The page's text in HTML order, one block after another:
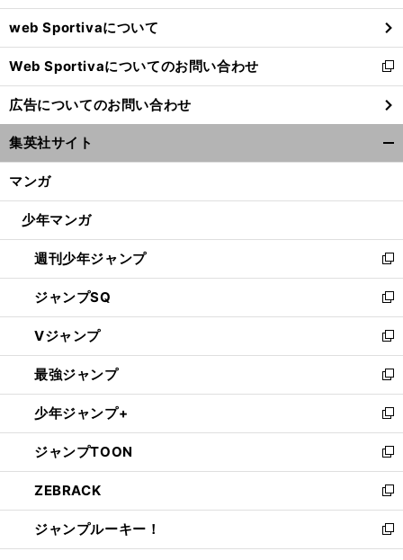
ウ
で
開
く
web Sportivaについて
Web Sportivaについてのお問い合わせ
新
し
い
ウ
ィ
ン
ウ
開
く
広告についてのお問い合わせ
集英社サイト
マンガ
少年マンガ
週刊少年ジャンプ
新
し
い
ウ
ィ
ン
ド
ウ
で
開
く
ジャンプSQ
新
し
い
ウ
ィ
ン
ド
ウ
で
開
く
Vジャンプ
新
し
い
ウ
ィ
ン
ド
ウ
で
開
く
最強ジャンプ
新
し
い
ウ
ィ
ン
ド
ウ
で
開
少年ジャンプ+
新
し
い
ウ
ィ
ン
ド
ウ
ジャンプTOON
新
し
い
ウ
ィ
ン
ZEBRACK
新
し
い
ウ
ジャンプルーキー！
新
し